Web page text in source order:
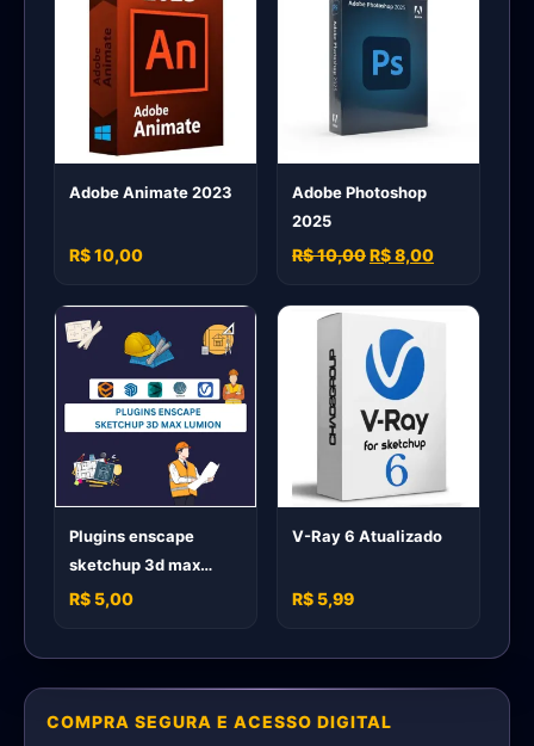
COMPRA SEGURA E ACESSO DIGITAL
Adobe Animate 2023
R$ 10,00
Adobe Photoshop
2025
R$ 10,00R$ 8,00
Plugins enscape
sketchup 3d max
lumion
R$ 5,00
V-Ray 6 Atualizado
R$ 5,99